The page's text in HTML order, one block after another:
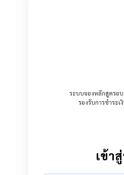
ระบบจองหลักสูตรอบ
รองรับการชำระ
เข้า